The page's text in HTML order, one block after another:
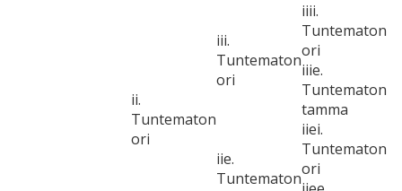
ii.
Tuntematon
ori
iii.
Tuntematon
ori
iiii.
Tuntematon
ori
iiie.
Tuntematon
tamma
iie.
Tuntematon
iiei.
Tuntematon
ori